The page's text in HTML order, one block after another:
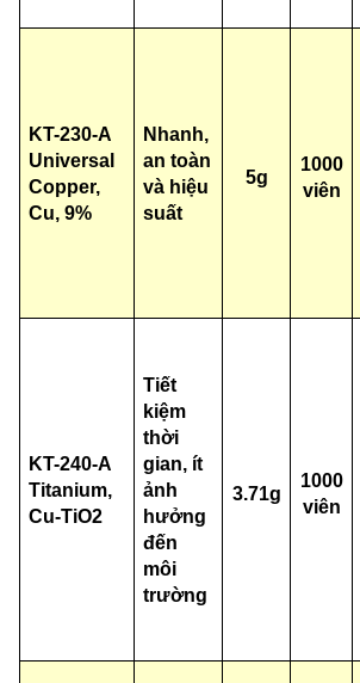
KT-230-A
Universal
Copper,
Cu, 9%
Nhanh,
an toàn
và hiệu
suất
5g
1000
viên
KT-240-A
Titanium,
Cu-TiO2
Tiết
kiệm
thời
gian, ít
ảnh
hưởng
đến
môi
trường
3.71g
1000
viên